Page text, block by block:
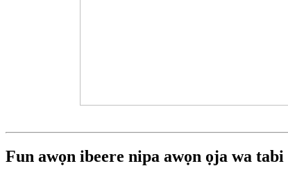
Fun awọn ibeere nipa awọn ọja wa